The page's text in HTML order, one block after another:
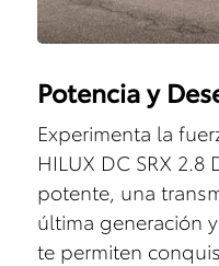
Potencia y
Experimenta la
HILUX DC SRX 2.8
potente, una
última generación
te permiten